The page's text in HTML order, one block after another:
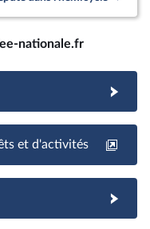
nationale.fr
et d'activités